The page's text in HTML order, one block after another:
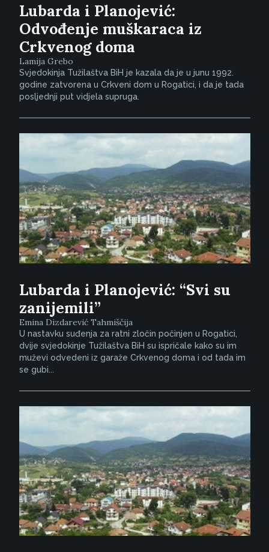
Lubarda i Planojević:
Odvođenje muškaraca iz
Crkvenog doma
Lamija Grebo
Svjedokinja Tužilaštva BiH je kazala da je u junu 1992.
godine zatvorena u Crkveni dom u Rogatici, i da je tada
posljednji put vidjela supruga.
Lubarda i Planojević: “Svi su
zanijemili”
Emina Dizdarević Tahmiščija
U nastavku suđenja za ratni zločin počinjen u Rogatici,
dvije svjedokinje Tužilaštva BiH su ispričale kako su im
muževi odvedeni iz garaže Crkvenog doma i od tada im
se gubi...